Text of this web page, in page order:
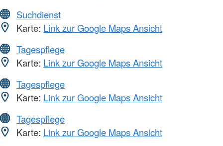
Suchdienst
Karte: Link zur Google Maps Ansicht
Tagespflege
Karte: Link zur Google Maps Ansicht
Tagespflege
Karte: Link zur Google Maps Ansicht
Tagespflege
Karte: Link zur Google Maps Ansicht